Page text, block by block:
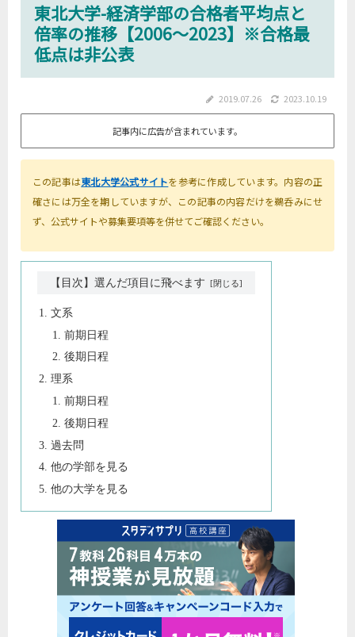
東北大学-経済学部の合格者平均点と
倍率の推移【2006～2023】※合格最
低点は非公表
2019.07.26 2023.10.19
記事内に広告が含まれています。
この記事は東北大学公式サイトを参考に作成しています。内容の正
確さには万全を期していますが、この記事の内容だけを鵜呑みにせ
ず、公式サイトや募集要項等を併せてご確認ください。
【目次】選んだ項目に飛べます
文系
前期日程
後期日程
理系
前期日程
後期日程
過去問
他の学部を見る
他の大学を見る